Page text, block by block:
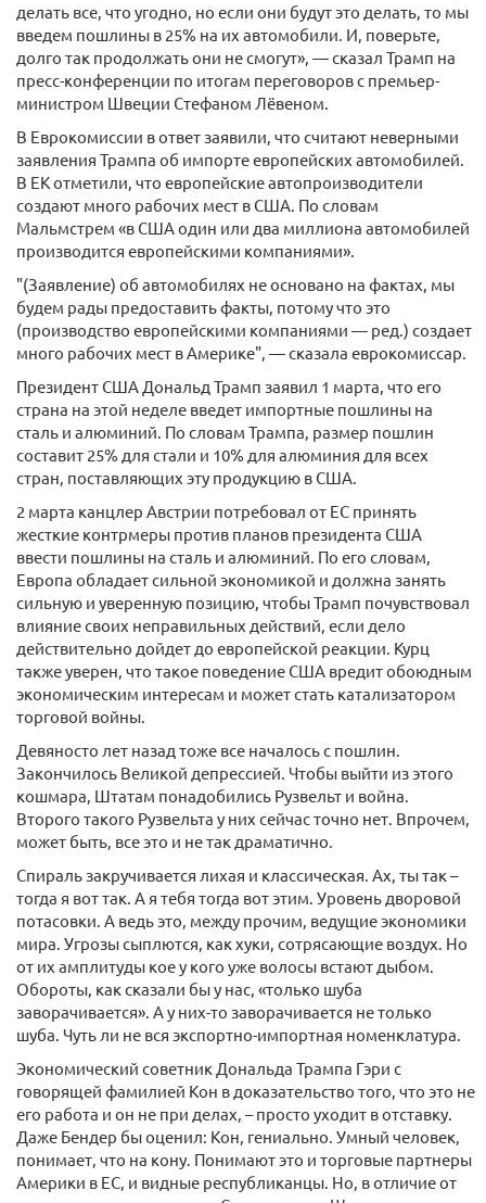
делать все, что угодно, но если они будут это делать, то мы
введем пошлины в 25% на их автомобили. И, поверьте,
долго так продолжать они не смогут», — сказал Трамп на
пресс-конференции по итогам переговоров с премьер-
министром Швеции Стефаном Лёвеном.
В Еврокомиссии в ответ заявили, что считают неверными
заявления Трампа об импорте европейских автомобилей.
В ЕК отметили, что европейские автопроизводители
создают много рабочих мест в США. По словам
Мальмстрем «в США один или два миллиона автомобилей
производится европейскими компаниями».
"(Заявление) об автомобилях не основано на фактах, мы
будем рады предоставить факты, потому что это
(производство европейскими компаниями — ред.) создает
много рабочих мест в Америке", — сказала еврокомиссар.
Президент США Дональд Трамп заявил 1 марта, что его
страна на этой неделе введет импортные пошлины на
сталь и алюминий. По словам Трампа, размер пошлин
составит 25% для стали и 10% для алюминия для всех
стран, поставляющих эту продукцию в США.
2 марта канцлер Австрии потребовал от ЕС принять
жесткие контрмеры против планов президента США
ввести пошлины на сталь и алюминий. По его словам,
Европа обладает сильной экономикой и должна занять
сильную и уверенную позицию, чтобы Трамп почувствовал
влияние своих неправильных действий, если дело
действительно дойдет до европейской реакции. Курц
также уверен, что такое поведение США вредит обоюдным
экономическим интересам и может стать катализатором
торговой войны.
Девяносто лет назад тоже все началось с пошлин.
Закончилось Великой депрессией. Чтобы выйти из этого
кошмара, Штатам понадобились Рузвельт и война.
Второго такого Рузвельта у них сейчас точно нет. Впрочем,
может быть, все это и не так драматично.
Спираль закручивается лихая и классическая. Ах, ты так –
тогда я вот так. А я тебя тогда вот этим. Уровень дворовой
потасовки. А ведь это, между прочим, ведущие экономики
мира. Угрозы сыплются, как хуки, сотрясающие воздух. Но
от их амплитуды кое у кого уже волосы встают дыбом.
Обороты, как сказали бы у нас, «только шуба
заворачивается». А у них-то заворачивается не только
шуба. Чуть ли не вся экспортно-импортная номенклатура.
Экономический советник Дональда Трампа Гэри с
говорящей фамилией Кон в доказательство того, что это не
его работа и он не при делах, – просто уходит в отставку.
Даже Бендер бы оценил: Кон, гениально. Умный человек,
понимает, что на кону. Понимают это и торговые партнеры
Америки в ЕС, и видные республиканцы. Но, в отличие от